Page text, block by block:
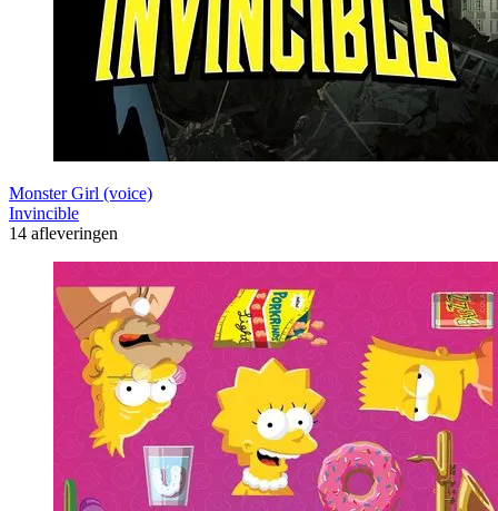
Monster Girl (voice)
Invincible
14 afleveringen